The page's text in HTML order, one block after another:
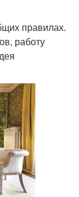
правилах.
работу